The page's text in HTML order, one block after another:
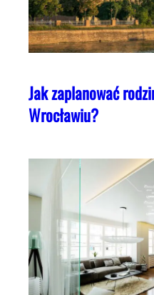
Jak zaplanować
Wrocławiu?